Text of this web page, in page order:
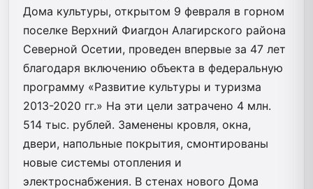
Дома культуры, открытом 9 февраля в горном
поселке Верхний Фиагдон Алагирского района
Северной Осетии, проведен впервые за 47 лет
благодаря включению объекта в федеральную
программу «Развитие культуры и туризма
2013-2020 гг.» На эти цели затрачено 4 млн.
514 тыс. рублей. Заменены кровля, окна,
двери, напольные покрытия, смонтированы
новые системы отопления и
электроснабжения. В стенах нового Дома